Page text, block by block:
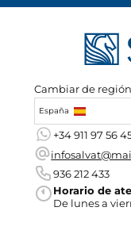
Cambiar de región
España
+34 911 97 56
936 212 433
Horario de
De lunes a